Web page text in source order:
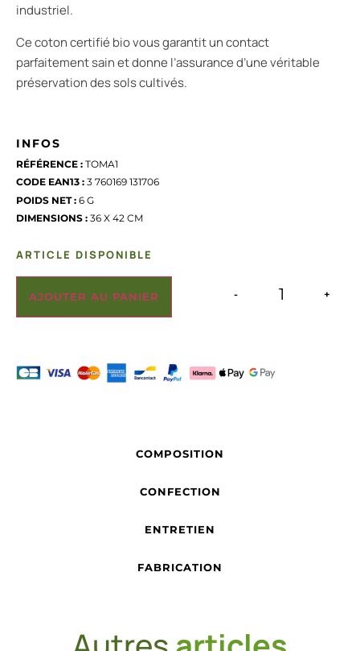
industriel.
Ce coton certifié bio vous garantit un contact
parfaitement sain et donne l’assurance d’une véritable
préservation des sols cultivés.
INFOS
RÉFÉRENCE : TOMA1
CODE EAN13 : 3 760169 131706
POIDS NET : 6 G
DIMENSIONS : 36 X 42 CM
ARTICLE DISPONIBLE
- +
AJOUTER AU PANIER
COMPOSITION
CONFECTION
ENTRETIEN
FABRICATION